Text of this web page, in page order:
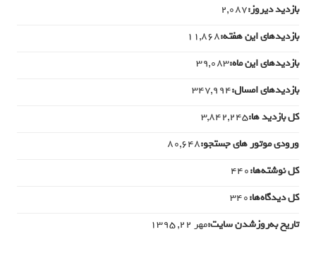
بازدید دیروز:2,087
بازدیدهای این هفته:11,868
بازدیدهای این ماه:39,083
بازدیدهای امسال:347,994
کل بازدید ها:3,842,245
ورودی‌ موتور های جستجو:80,648
کل نوشته‌ها:440
کل دیدگاه‌ها:340
تاریخ به‌روزشدن سایت:مهر ۲۲, ۱۳۹۵